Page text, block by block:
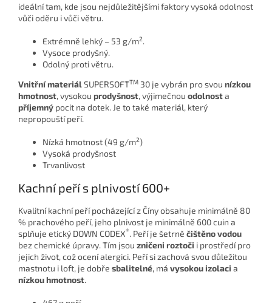
ideální tam, kde jsou nejdůležitějšími faktory vysoká odolnost
vůči oděru i vůči větru.
Extrémně lehký – 53 g/m2.
Vysoce prodyšný.
Odolný proti větru.
Vnitřní materiálSUPERSOFTTM 30 je vybrán pro svou nízkou
hmotnost, vysokou prodyšnost, výjimečnou odolnosta
příjemný pocit na dotek. Je to také materiál, který
nepropouští peří.
Nízká hmotnost (49 g/m2)
Vysoká prodyšnost
Trvanlivost
Kachní peří s plnivostí 600+
Kvalitní kachní peří pocházející z Číny obsahuje minimálně 80
% prachového peří, jeho plnivost je minimálně 600 cuin a
splňuje etický DOWN CODEX®. Peří je šetrně čištěno vodou
bez chemické úpravy. Tím jsou zničeni roztoči i prostředí pro
jejich život, což ocení alergici. Peří si zachová svou důležitou
mastnotu i loft, je dobře sbalitelné, má vysokou izolaci a
nízkou hmotnost.